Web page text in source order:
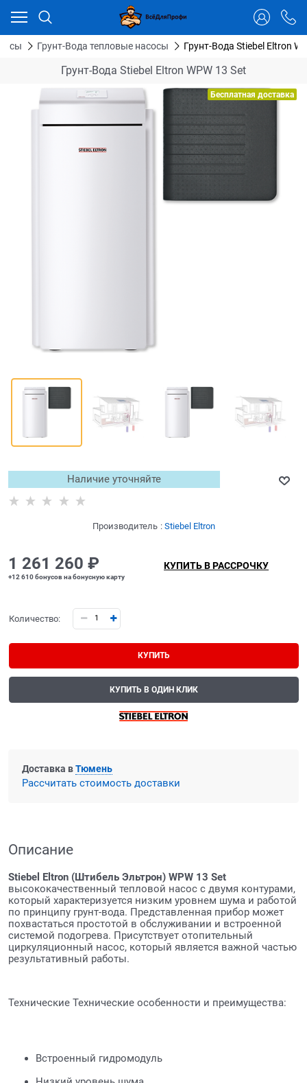
Грунт-Вода тепловые насосы Грунт-Вода Stiebel Eltron
Грунт-Вода Stiebel Eltron WPW 13 Set
Бесплатная доставка
Наличие уточняйте
Производитель : Stiebel Eltron
1 261 260 ₽
+12 610 бонусов на бонусную карту
КУПИТЬ В РАССРОЧКУ
Количество:
КУПИТЬ
КУПИТЬ В ОДИН КЛИК
Доставка вТюмень
Рассчитать стоимость доставки
Описание
Stiebel Eltron (Штибель Эльтрон) WPW 13 Set
высококачественный тепловой насос с двумя контурами,
который характеризуется низким уровнем шума и работой
по принципу грунт-вода. Представленная прибор может
похвастаться простотой в обслуживании и встроенной
системой подогрева. Присутствует отопительный
циркуляционный насос, который является важной частью
результативный работы.
Технические Технические особенности и преимущества:
Встроенный гидромодуль
Ваш город - Тюмень,
угадали?
ДА НЕТ